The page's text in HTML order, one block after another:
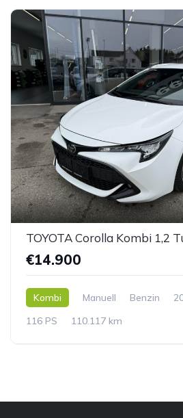
TOYOTA Corolla Kombi 1,2
€14.900
Kombi Manuell Benzin
116 PS
110.117 km